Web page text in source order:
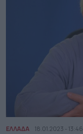
ΕΛΛΑΔΑ 18.01.2023 - 13:46